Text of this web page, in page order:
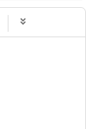
-